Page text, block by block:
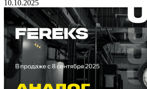
10.10.2025